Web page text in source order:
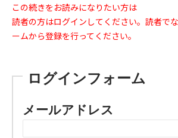
この続きをお読みになりたい方は
読者の方はログインしてください。読者で
ームから登録を行ってください。
ログインフォーム
メールアドレス